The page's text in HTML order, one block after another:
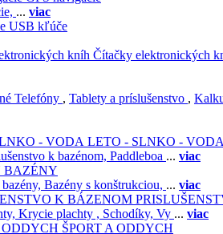
... viac
USB kľúče
Čítačky elektronických
Telefóny , Tablety a príslušenstvo ,
LETO - SLNKO - VODA
k bazénom, Paddleboa ... viac
BAZÉNY
Bazény s konštrukciou, ... viac
Krycie plachty , Schodíky, Vy ... viac
ŠPORT A ODDYCH